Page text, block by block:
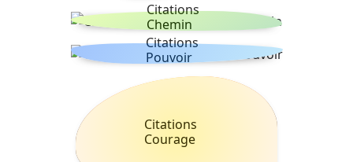
Citations
Chemin
Citations
Pouvoir
Citations
Courage